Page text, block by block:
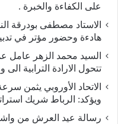
على الكفاءة والخبرة .
الاستاد مصطفى بودرقة
هادءة وحضور مؤتر في
السيد محمد الزهر عامل
تتحول الارادة الترابية
الاتحاد الأوروبي يثمن
ويؤكد: الرباط شريك
رسالة عيد العرش من